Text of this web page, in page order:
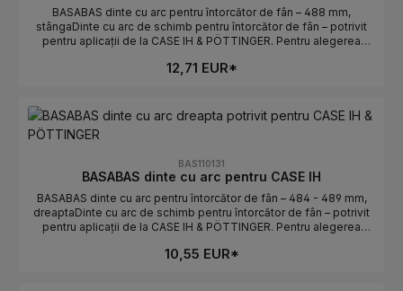
BASABAS dinte cu arc pentru întorcător de fân – 488 mm,
stângaDinte cu arc de schimb pentru întorcător de fân – potrivit
pentru aplicații de la CASE IH & PÖTTINGER. Pentru alegerea
rapidă a dinților uzați sau rupți.Date tehniceLungime: 488
piesa veche: lungimea și curbura/orientarea trebuie să
coincidă.Atenție stânga/dreapta: stânga determină poziția de
montaj.Numere OE: se găsesc în fila Numere OE.
12,71 EUR*
BAS110131
BASABAS dinte cu arc pentru CASE IH
BASABAS dinte cu arc pentru întorcător de fân – 484 - 489 mm,
dreaptaDinte cu arc de schimb pentru întorcător de fân – potrivit
pentru aplicații de la CASE IH & PÖTTINGER. Pentru alegerea
rapidă a dinților uzați sau rupți.Date tehniceLungime: 484 - 489
10,55 EUR*